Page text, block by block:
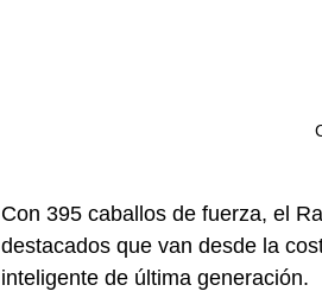
Con 395 caballos de fuerza, el
destacados que van desde la
inteligente de última generación.